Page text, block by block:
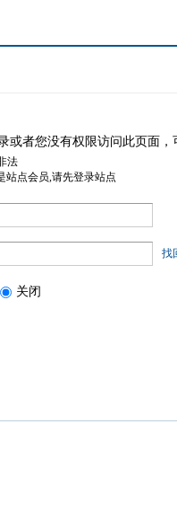
或者您没有权限访问此页面
法
站点会员,请先登录站点
找
关闭